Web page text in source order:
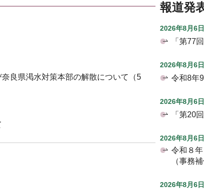
良県渇水対策本部の解散について（5
報道発
2026年8月6日
「第77
2026年8月6日
令和8年
2026年8月6日
「第20
2026年8月6日
令和８
（事務
2026年8月6日